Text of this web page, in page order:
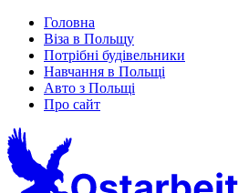
Головна
Віза в Польщу
Потрібні будівельники
Навчання в Польщі
Авто з Польщі
Про сайт